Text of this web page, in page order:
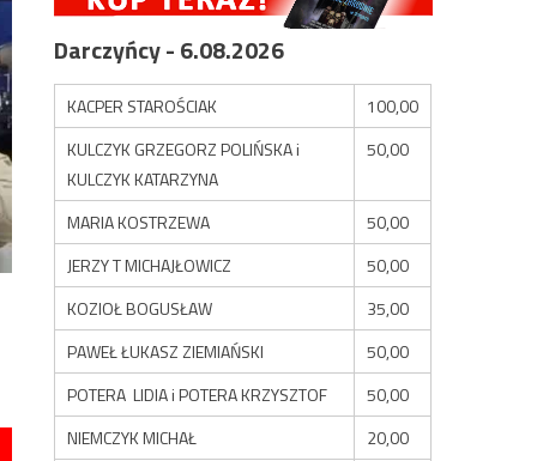
Darczyńcy - 6.08.2026
KACPER STAROŚCIAK
100,00
KULCZYK GRZEGORZ POLIŃSKA i
KULCZYK KATARZYNA
50,00
MARIA KOSTRZEWA
50,00
JERZY T MICHAJŁOWICZ
50,00
KOZIOŁ BOGUSŁAW
35,00
PAWEŁ ŁUKASZ ZIEMIAŃSKI
50,00
POTERA LIDIA i POTERA KRZYSZTOF
50,00
NIEMCZYK MICHAŁ
20,00